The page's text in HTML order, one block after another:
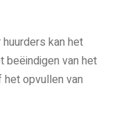
kan het
beëindigen van het
opvullen van